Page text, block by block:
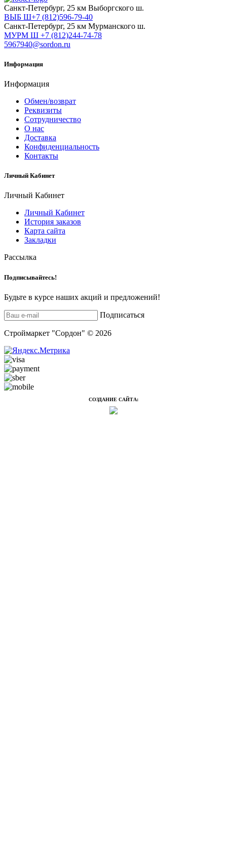
Cанкт-Петербург, 25 км Выборгского ш.
ВЫБ Ш+7 (812)596-79-40
Cанкт-Петербург, 25 км Мурманского ш.
МУРМ Ш +7 (812)244-74-78
5967940@sordon.ru
Информация
Информация
Обмен/возврат
Реквизиты
Сотрудничество
О нас
Доставка
Конфиденциальность
Контакты
Личный Кабинет
Личный Кабинет
Личный Кабинет
История заказов
Карта сайта
Закладки
Рассылка
Подписывайтесь!
Будьте в курсе наших акций и предложений!
Подписаться
Строймаркет "Сордон" © 2026
СОЗДАНИЕ САЙТА: